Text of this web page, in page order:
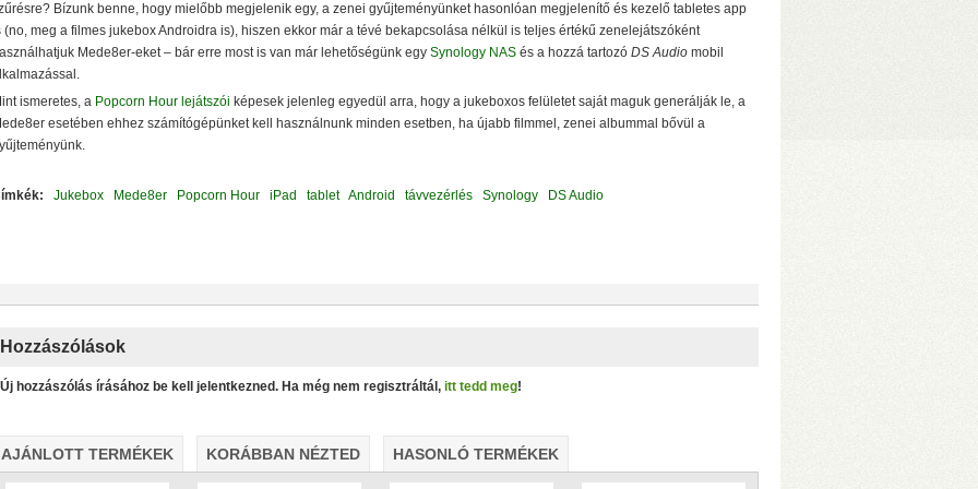
olvasási sebesség RAID0 esetén • Akár 24 TB-os HDD/SSD kezelése
• Hőfokszabályzós, extra
ventilátor
Bízunk benne, hogy mielőbb megjelenik egy, a zenei gyűjteményünket hasonlóan megjelenítő és kezelő tabletes app
(no, meg a filmes jukebox Androidra is), hiszen ekkor már a tévé bekapcsolása nélkül is teljes értékű zenelejátszóként
Mede8er-eket – bár erre most is van már lehetőségünk egy Synology NASés a hozzá tartozó DS Audiomobil
ismeretes, a Popcorn Hour lejátszói képesek jelenleg egyedül arra, hogy a jukeboxos felületet saját maguk generálják le, a
esetében ehhez számítógépünket kell használnunk minden esetben, ha újabb filmmel, zenei albummal bővül a
Jukebox Mede8er Popcorn Hour iPad tablet Android távvezérlés Synology DS Audio
Hozzászólások
Új hozzászólás írásához be kell jelentkezned. Ha még nem regisztráltál, itt tedd meg!
AJÁNLOTT TERMÉKEK KORÁBBAN NÉZTED HASONLÓ TERMÉKEK